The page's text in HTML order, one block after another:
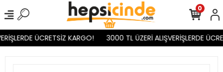
ÜCRETSİZ KARGO! 3000 TL ÜZERİ ALIŞVERİŞLERDE
0